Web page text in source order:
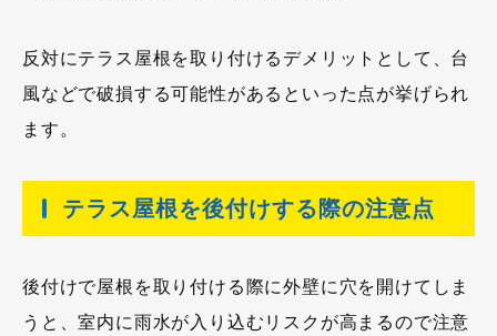
反対にテラス屋根を取り付けるデメリットとして、台
風などで破損する可能性があるといった点が挙げられ
ます。
テラス屋根を後付けする際の注意点
後付けで屋根を取り付ける際に外壁に穴を開けてしま
うと、室内に雨水が入り込むリスクが高まるので注意